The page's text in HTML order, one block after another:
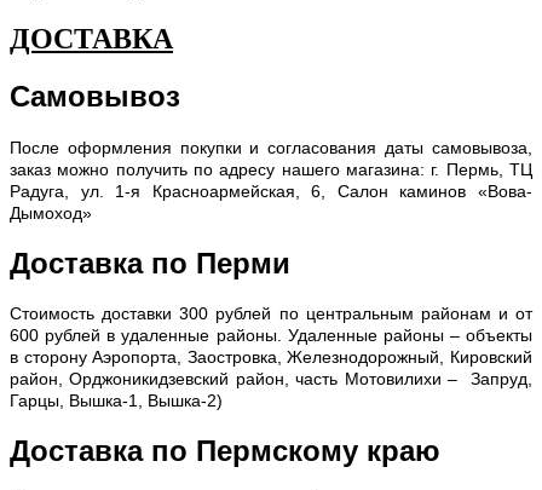
ДОСТАВКА
Самовывоз
После оформления покупки и согласования даты самовывоза,
заказ можно получить по адресу нашего магазина: г. Пермь, ТЦ
Радуга, ул. 1-я Красноармейская, 6, Салон каминов «Вова-
Дымоход»
Доставка по Перми
Стоимость доставки 300 рублей по центральным районам и от
600 рублей в удаленные районы. Удаленные районы – объекты
в сторону Аэропорта, Заостровка, Железнодорожный, Кировский
район, Орджоникидзевский район, часть Мотовилихи – Запруд,
Гарцы, Вышка-1, Вышка-2)
Доставка по Пермскому краю